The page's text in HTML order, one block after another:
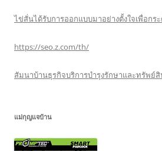
ไข่สั่นได้รับการออกแบบมาอย่างตั้งใจเพื่อกร
https://seo.z.com/th/
สัมนาบ้านธุรกิจบริการบำรุงรักษาและทรัพย์
แม่กุญแจบ้าน